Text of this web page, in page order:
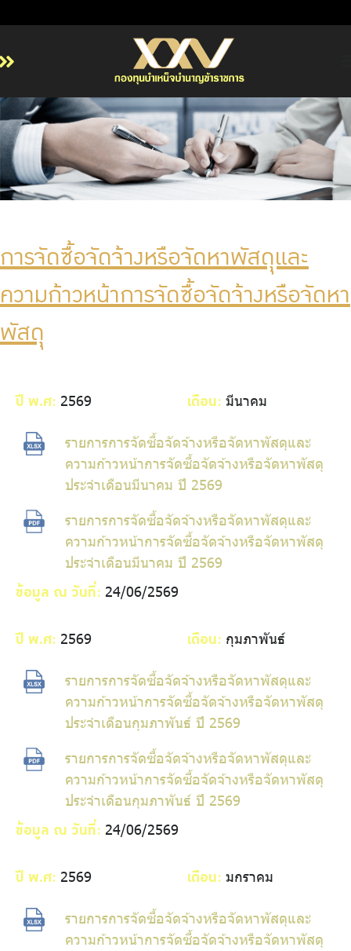
หน้าหลัก
เกี่ยวกับ กบข.
บริการสมาชิก
ลงทุน
รายงานผลการดำเนินงาน
ข่าวสารและกิจกรรม
บริการเจ้าหน้าที่ส่วนราชการ
ไทย | Eng
การจัดซื้อจัดจ้างหรือจัดหาพัสดุุและ
ความก้าวหน้าการจัดซื้อจัดจ้างหรือจัดหา
พัสดุุ
ปี พ.ศ: 2569 เดือน: มีนาคม
รายการการจัดซื้อจัดจ้างหรือจัดหาพัสดุและ
ความก้าวหน้าการจัดซื้อจัดจ้างหรือจัดหาพัสดุ
ประจำเดือนมีนาคม ปี 2569
รายการการจัดซื้อจัดจ้างหรือจัดหาพัสดุและ
ความก้าวหน้าการจัดซื้อจัดจ้างหรือจัดหาพัสดุ
ประจำเดือนมีนาคม ปี 2569
ข้อมูล ณ วันที่: 24/06/2569
ปี พ.ศ: 2569 เดือน: กุมภาพันธ์
รายการการจัดซื้อจัดจ้างหรือจัดหาพัสดุและ
ความก้าวหน้าการจัดซื้อจัดจ้างหรือจัดหาพัสดุ
ประจำเดือนกุมภาพันธ์ ปี 2569
รายการการจัดซื้อจัดจ้างหรือจัดหาพัสดุและ
ความก้าวหน้าการจัดซื้อจัดจ้างหรือจัดหาพัสดุ
ประจำเดือนกุมภาพันธ์ ปี 2569
ข้อมูล ณ วันที่: 24/06/2569
ปี พ.ศ: 2569 เดือน: มกราคม
รายการการจัดซื้อจัดจ้างหรือจัดหาพัสดุและ
ความก้าวหน้าการจัดซื้อจัดจ้างหรือจัดหาพัสดุ